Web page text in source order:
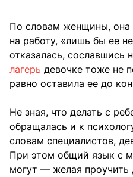
По словам женщины, она
на работу, «лишь бы ее
отказалась, сославшись
лагерь девочке тоже не
равно оставила ее до
Не зная, что делать с
обращалась и к
словам специалистов,
При этом общий язык с
могут — желая